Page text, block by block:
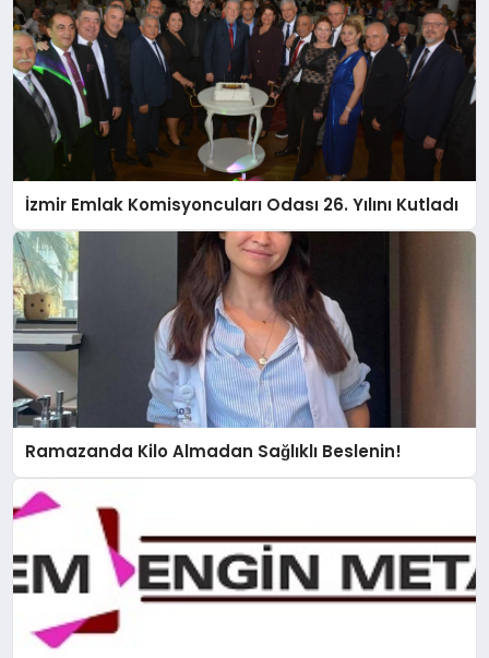
İzmir Emlak Komisyoncuları Odası 26. Yılını Kutladı
Ramazanda Kilo Almadan Sağlıklı Beslenin!